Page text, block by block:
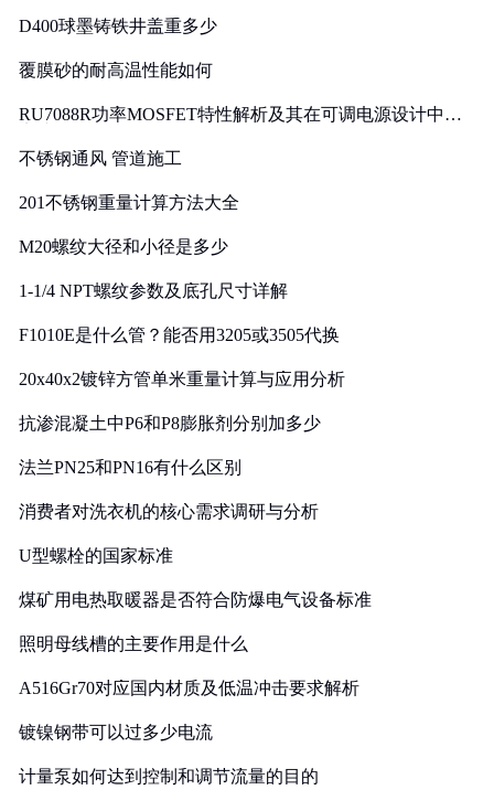
D400球墨铸铁井盖重多少
覆膜砂的耐高温性能如何
RU7088R功率MOSFET特性解析及其在可调电源设计中的
不锈钢通风 管道施工
201不锈钢重量计算方法大全
M20螺纹大径和小径是多少
1-1/4 NPT螺纹参数及底孔尺寸详解
F1010E是什么管？能否用3205或3505代换
20x40x2镀锌方管单米重量计算与应用分析
抗渗混凝土中P6和P8膨胀剂分别加多少
法兰PN25和PN16有什么区别
消费者对洗衣机的核心需求调研与分析
U型螺栓的国家标准
煤矿用电热取暖器是否符合防爆电气设备标准
照明母线槽的主要作用是什么
A516Gr70对应国内材质及低温冲击要求解析
镀镍钢带可以过多少电流
计量泵如何达到控制和调节流量的目的